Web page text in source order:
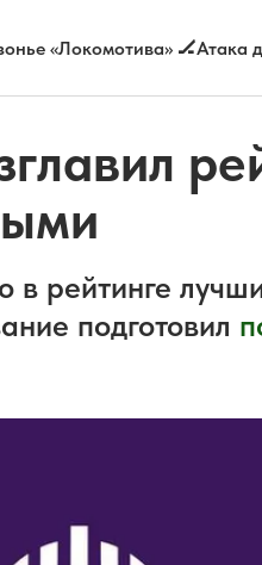
«Локомотива» 🏒Атака
в рейтинге
подготовил